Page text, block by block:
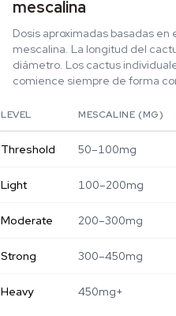
mescalina
Dosis aproximadas basadas
mescalina. La longitud del
diámetro. Los cactus
comience siempre de forma
LEVEL MESCALINE (MG)
Threshold 50–100mg
Light 100–200mg
Moderate 200–300mg
Strong 300–450mg
Heavy 450mg+